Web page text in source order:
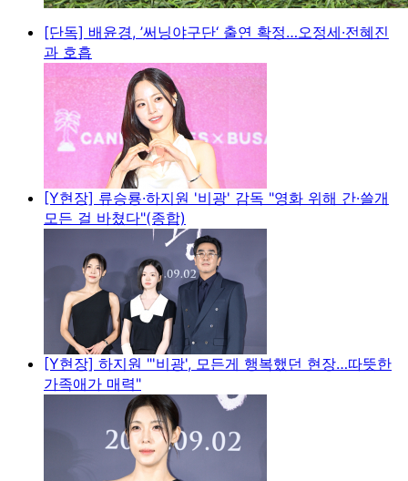
[단독] 배윤경, ’써닝야구단‘ 출연 확정…오정세·전혜진
과 호흡
[Y현장] 류승룡·하지원 '비광' 감독 "영화 위해 간·쓸개
모든 걸 바쳤다"(종합)
[Y현장] 하지원 "'비광', 모든게 행복했던 현장…따뜻한
가족애가 매력"